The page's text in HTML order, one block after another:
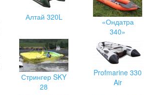
Алтай 320L
«Ондатра
340»
Стрингер SKY
28
Profmarine 330
Air